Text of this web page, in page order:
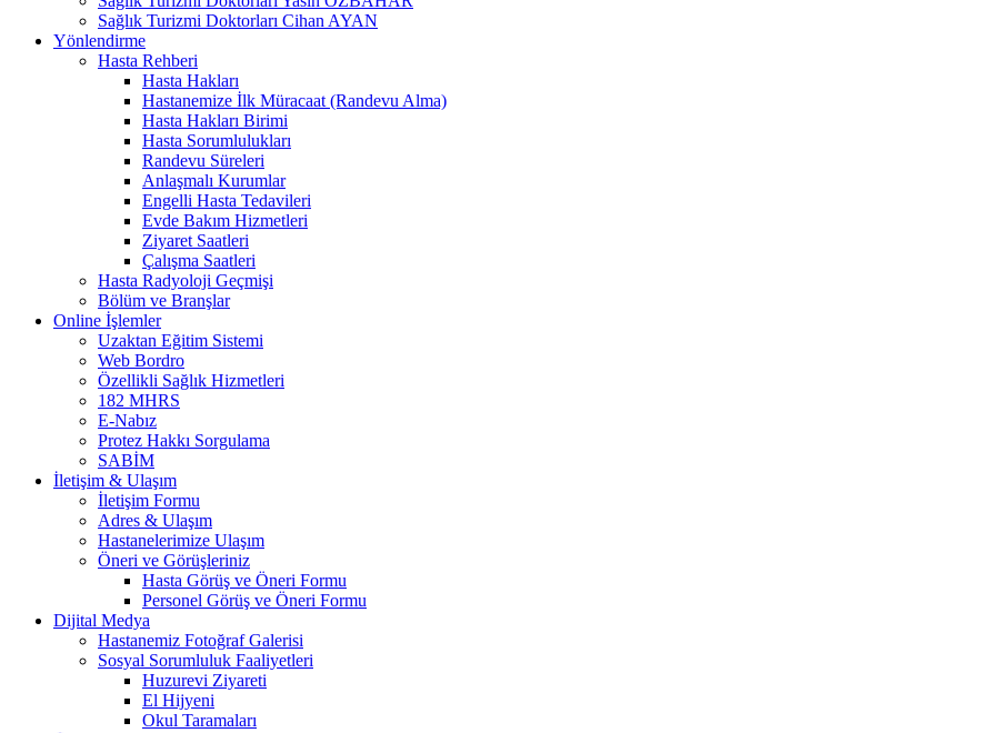
Sağlık Turizmi Doktorları Cihan AYAN
Yönlendirme
Hasta Rehberi
Hasta Hakları
Hastanemize İlk Müracaat (Randevu Alma)
Hasta Hakları Birimi
Hasta Sorumlulukları
Randevu Süreleri
Anlaşmalı Kurumlar
Engelli Hasta Tedavileri
Evde Bakım Hizmetleri
Ziyaret Saatleri
Çalışma Saatleri
Hasta Radyoloji Geçmişi
Bölüm ve Branşlar
Online İşlemler
Uzaktan Eğitim Sistemi
Web Bordro
Özellikli Sağlık Hizmetleri
182 MHRS
E-Nabız
Protez Hakkı Sorgulama
SABİM
İletişim & Ulaşım
İletişim Formu
Adres & Ulaşım
Hastanelerimize Ulaşım
Öneri ve Görüşleriniz
Hasta Görüş ve Öneri Formu
Personel Görüş ve Öneri Formu
Dijital Medya
Hastanemiz Fotoğraf Galerisi
Sosyal Sorumluluk Faaliyetleri
Huzurevi Ziyareti
El Hijyeni
Okul Taramaları